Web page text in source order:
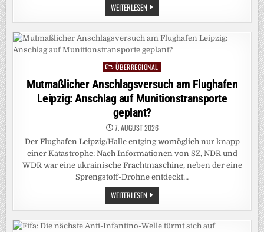
WEITERLESEN ANLEITUNG
FÜR
DEN
WEINKAUF:
SO
FINDEN
SIE
IHREN
LIEBLINGSWEIN
IM
SUPERMARKT
PostedÜBERREGIONAL
Mutmaßlicher Anschlagsversuch am Flughafen
Leipzig: Anschlag auf Munitionstransporte
geplant?
7. AUGUST 2026
Der Flughafen Leipzig/Halle entging womöglich nur knapp
einer Katastrophe: Nach Informationen von SZ, NDR und
WDR war eine ukrainische Frachtmaschine, neben der eine
Sprengstoff-Drohne entdeckt…
WEITERLESEN MUTMASSLICHER A
NSCHLAGSVERSUCH A
M F
LUGHAFEN L
EIPZIG: A